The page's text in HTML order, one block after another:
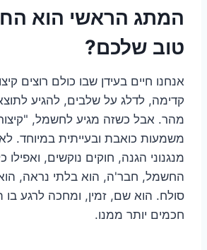
המתג הראשי הוא
טוב שלכם?
אנחנו חיים בעידן שבו כולם רוצים
קדימה, לדלג על שלבים, להגיע
מהר. אבל כשזה מגיע לחשמל,
משמעות כואבת ובעייתית במיוחד.
מנגנוני הגנה, חוקים נוקשים, ואפילו
החשמל, חבר'ה, הוא בלתי נראה,
סולח. הוא שם, זמין, ומחכה לרגע
חכמים יותר ממנו.